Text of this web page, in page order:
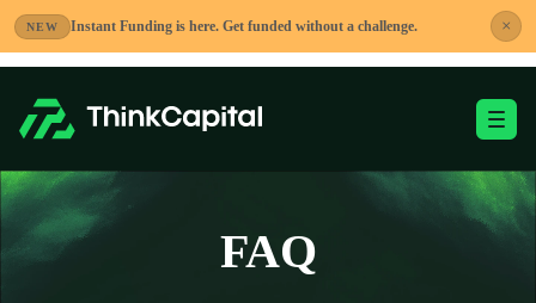
NEW Instant Funding is here. Get funded without a challenge. ×
Saltar
contenido
Alternar menú
-
FAQ